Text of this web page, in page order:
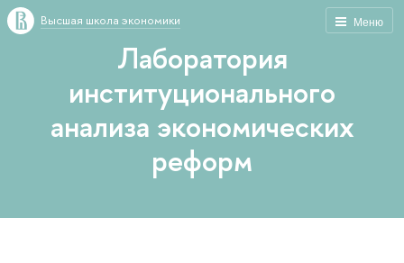
Меню
Высшая школа экономики
Лаборатория
институционального
анализа экономических
реформ